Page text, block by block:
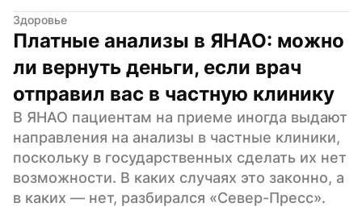
Здоровье
Платные анализы в ЯНАО: можно
ли вернуть деньги, если врач
отправил вас в частную клинику
В ЯНАО пациентам на приеме иногда выдают
направления на анализы в частные клиники,
поскольку в государственных сделать их нет
возможности. В каких случаях это законно, а
в каких — нет, разбирался «Север-Пресс».